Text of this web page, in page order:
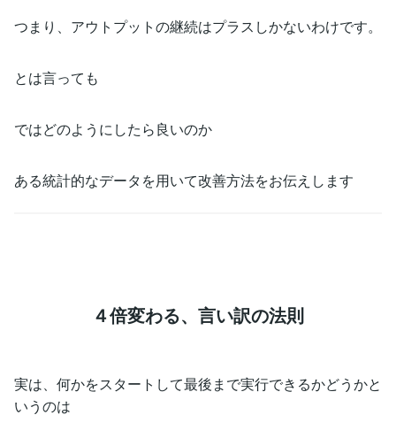
つまり、アウトプットの継続はプラスしかないわけです。
とは言っても
ではどのようにしたら良いのか
ある統計的なデータを用いて改善方法をお伝えします
４倍変わる、言い訳の法則
実は、何かをスタートして最後まで実行できるかどうかと
いうのは